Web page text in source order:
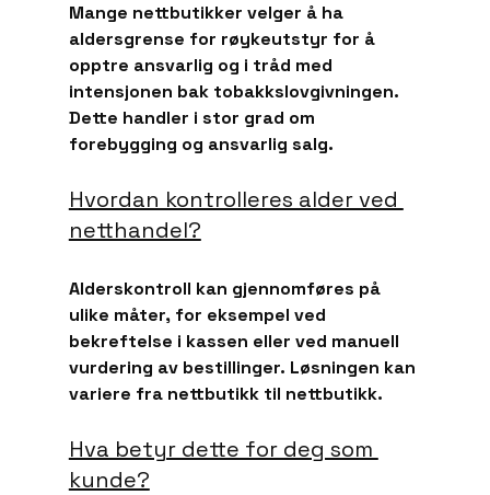
Mange nettbutikker velger å ha
aldersgrense for røykeutstyr for å
opptre ansvarlig og i tråd med
intensjonen bak tobakkslovgivningen.
Dette handler i stor grad om
forebygging og ansvarlig salg.
Hvordan kontrolleres alder ved
netthandel?
Alderskontroll kan gjennomføres på
ulike måter, for eksempel ved
bekreftelse i kassen eller ved manuell
vurdering av bestillinger. Løsningen kan
variere fra nettbutikk til nettbutikk.
Hva betyr dette for deg som
kunde?